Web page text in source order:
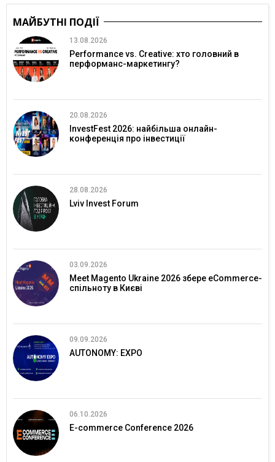
МАЙБУТНІ ПОДІЇ
13.08.2026
Performance vs. Creative: хто головний в
перформанс-маркетингу?
20.08.2026
InvestFest 2026: найбільша онлайн-
конференція про інвестиції
28.08.2026
Lviv Invest Forum
03.09.2026
Meet Magento Ukraine 2026 збере eCommerce-
спільноту в Києві
09.09.2026
AUTONOMY: EXPO
06.10.2026
E-commerce Conference 2026